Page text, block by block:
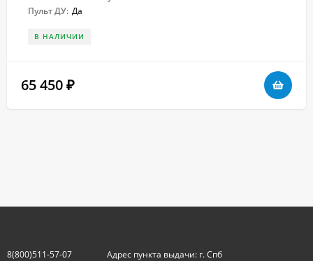
Пульт ДУ: Да
В НАЛИЧИИ
65 450 ₽
8(800)511-57-07 Адрес пункта выдачи: г. Спб